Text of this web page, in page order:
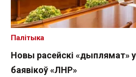
Новы расейскі «дыплямат»
баявікоў «ЛНР»
Палітыка